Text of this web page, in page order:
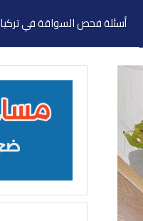
أسئلة فحص السواقة في تركيا